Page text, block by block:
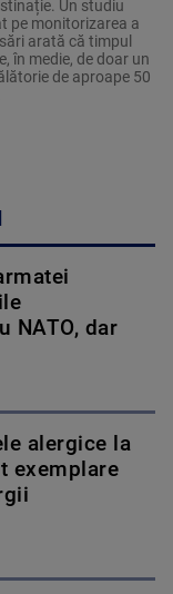
Un studiu
pe monitorizarea a
arată că timpul
în medie, de doar un
de aproape 50
NATO, dar
alergice la
exemplare